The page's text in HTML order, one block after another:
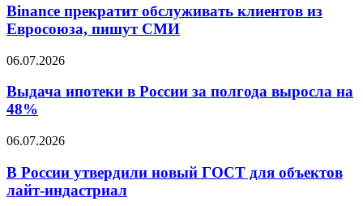
11,18
рубля
обслуживать
клиентов
из
пишут
Binance прекратит обслуживать клиентов из
Евросоюза, пишут СМИ
Выдача
в
России
за
выросла
48%
06.07.2026
Выдача ипотеки в России за полгода выросла на
48%
В
утвердили
новый
ГОСТ
06.07.2026
В России утвердили новый ГОСТ для объектов
лайт-индастриал